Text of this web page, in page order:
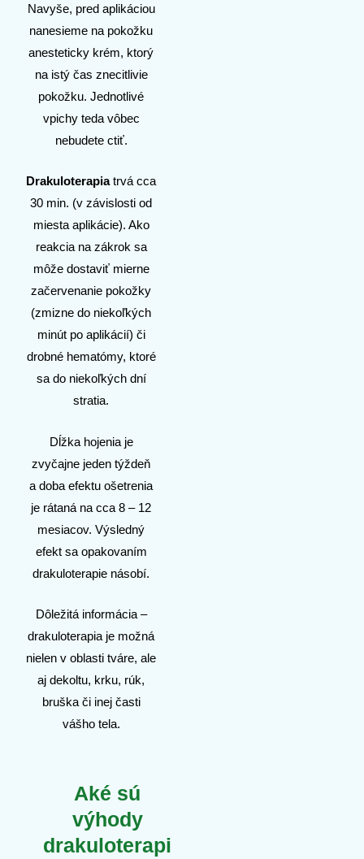
Navyše, pred aplikáciou
nanesieme na pokožku
anesteticky krém, ktorý
na istý čas znecitlivie
pokožku. Jednotlivé
vpichy teda vôbec
nebudete ctiť.
Drakuloterapiatrvá cca
30 min. (v závislosti od
miesta aplikácie). Ako
reakcia na zákrok sa
môže dostaviť mierne
začervenanie pokožky
(zmizne do niekoľkých
minút po aplikácií) či
drobné hematómy, ktoré
sa do niekoľkých dní
stratia.
Dĺžka hojenia je
zvyčajne jeden týždeň
a doba efektu ošetrenia
je rátaná na cca 8 – 12
mesiacov. Výsledný
efekt sa opakovaním
drakuloterapie násobí.
Dôležitá informácia –
drakuloterapia je možná
nielen v oblasti tváre, ale
aj dekoltu, krku, rúk,
bruška či inej časti
vášho tela.
Aké sú
výhody
drakuloterapi